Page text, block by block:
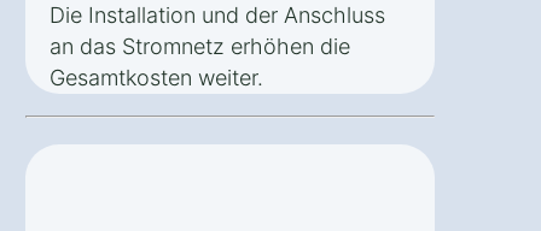
Die Installation und der Anschluss
an das Stromnetz erhöhen die
Gesamtkosten weiter.